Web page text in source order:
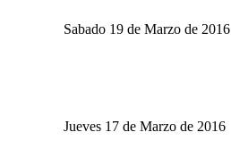
Sabado 19 de Marzo de 2016
Jueves 17 de Marzo de 2016